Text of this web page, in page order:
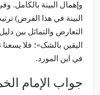
وإهمال البينة بالكامل.
البينة في هذا الفرض)
التعارض والتماثل بين
اليقين بالشک»؛ فلا
في این المورد.
جواب الإمام